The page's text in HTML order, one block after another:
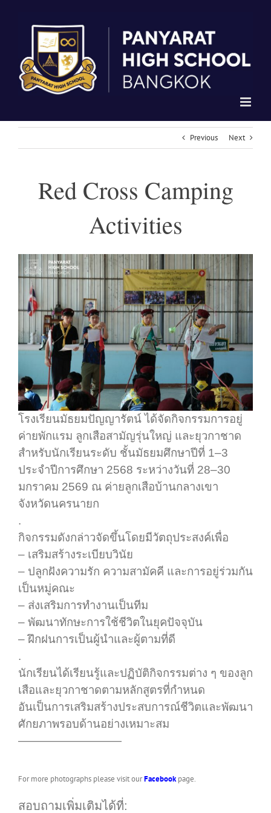
Previous Next
Red Cross Camping
Activities
โรงเรียนมัธยมปัญญารัตน์ ได้จัดกิจกรรมการอยู่
ค่ายพักแรม ลูกเสือสามัญรุ่นใหญ่ และยุวกาชาด
สำหรับนักเรียนระดับ ชั้นมัธยมศึกษาปีที่ 1–3
ประจำปีการศึกษา 2568 ระหว่างวันที่ 28–30
มกราคม 2569 ณ ค่ายลูกเสือบ้านกลางเขา
จังหวัดนครนายก
.
กิจกรรมดังกล่าวจัดขึ้นโดยมีวัตถุประสงค์เพื่อ
– เสริมสร้างระเบียบวินัย
– ปลูกฝังความรัก ความสามัคคี และการอยู่ร่วมกัน
เป็นหมู่คณะ
– ส่งเสริมการทำงานเป็นทีม
– พัฒนาทักษะการใช้ชีวิตในยุคปัจจุบัน
– ฝึกฝนการเป็นผู้นำและผู้ตามที่ดี
.
นักเรียนได้เรียนรู้และปฏิบัติกิจกรรมต่าง ๆ ของลูก
เสือและยุวกาชาดตามหลักสูตรที่กำหนด
อันเป็นการเสริมสร้างประสบการณ์ชีวิตและพัฒนา
ศักยภาพรอบด้านอย่างเหมาะสม
—————————
For more photographs please visit ourFacebookpage.
สอบถามเพิ่มเติมได้ที่: